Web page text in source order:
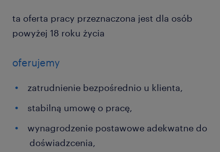
ta oferta pracy przeznaczona jest dla osób
powyżej 18 roku życia
oferujemy
zatrudnienie bezpośrednio u klienta,
stabilną umowę o pracę,
wynagrodzenie postawowe adekwatne do
doświadzcenia,